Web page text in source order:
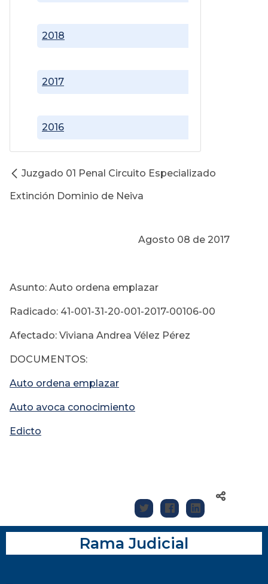
2016
2017
2018
Juzgado 01 Penal Circuito Especializado
Extinción Dominio de Neiva
Agosto 08 de 2017
Asunto: Auto ordena emplazar
Radicado: 41-001-31-20-001-2017-00106-00
Afectado: Viviana Andrea Vélez Pérez
DOCUMENTOS:
Auto ordena emplazar
Auto avoca conocimiento
Edicto
Rama Judicial